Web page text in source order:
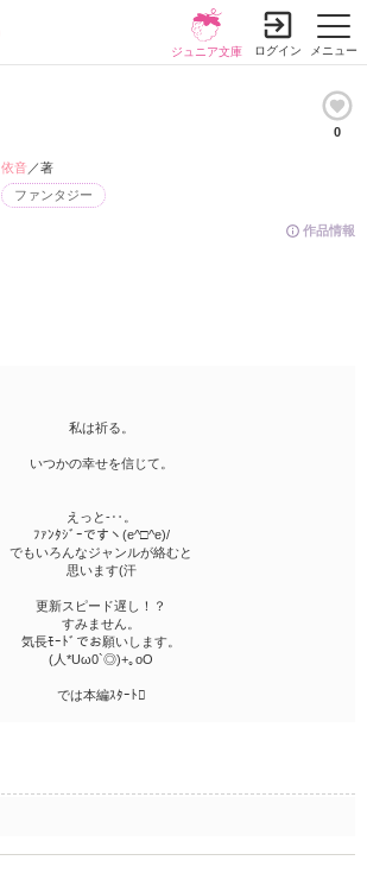
メニュー
ジュニア文庫 ログイン
0
作品情報
ファンタジー
依音 ／著
私は祈る。
いつかの幸せを信じて。
えっと-‥。
ﾌｧﾝﾀｼﾞｰですヽ(e^□^e)/
でもいろんなジャンルが絡むと
思います(汗
更新スピード遅し！？
すみません。
気長ﾓｰﾄﾞでお願いします。
(人*Uω0`◎)+｡oO
では本編ｽﾀｰﾄ